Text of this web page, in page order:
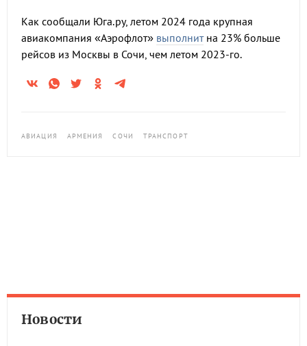
Как сообщали Юга.ру, летом 2024 года крупная
авиакомпания «Аэрофлот» выполнитна 23% больше
рейсов из Москвы в Сочи, чем летом 2023-го.
АВИАЦИЯ АРМЕНИЯ СОЧИ ТРАНСПОРТ
Новости